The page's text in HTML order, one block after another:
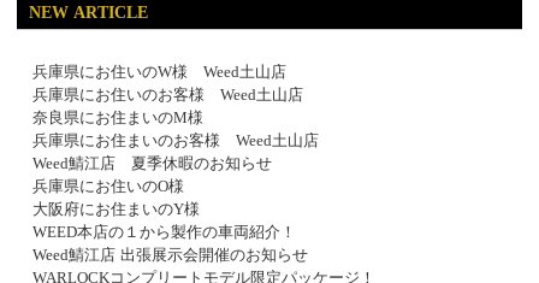
NEW ARTICLE
兵庫県にお住いのW様 Weed土山店
兵庫県にお住いのお客様 Weed土山店
奈良県にお住まいのM様
兵庫県にお住まいのお客様 Weed土山店
Weed鯖江店 夏季休暇のお知らせ
兵庫県にお住いのO様
大阪府にお住まいのY様
WEED本店の１から製作の車両紹介！
Weed鯖江店 出張展示会開催のお知らせ
WARLOCKコンプリートモデル限定パッケージ！